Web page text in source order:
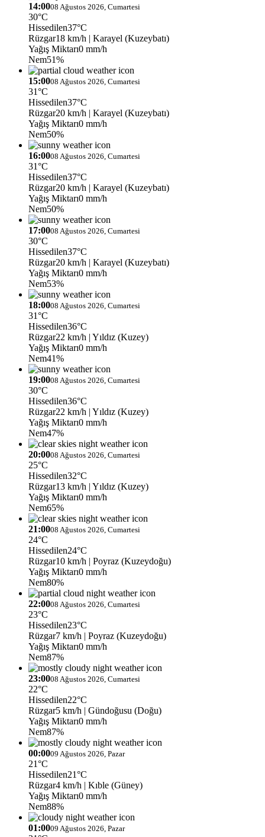
14:0008 Ağustos 2026, Cumartesi
30°C
Hissedilen37°C
Rüzgar18 km/h | Karayel (Kuzeybatı)
Yağış Miktarı0 mm/h
Nem51%
15:0008 Ağustos 2026, Cumartesi
31°C
Hissedilen37°C
Rüzgar20 km/h | Karayel (Kuzeybatı)
Yağış Miktarı0 mm/h
Nem50%
16:0008 Ağustos 2026, Cumartesi
31°C
Hissedilen37°C
Rüzgar20 km/h | Karayel (Kuzeybatı)
Yağış Miktarı0 mm/h
Nem50%
17:0008 Ağustos 2026, Cumartesi
30°C
Hissedilen37°C
Rüzgar20 km/h | Karayel (Kuzeybatı)
Yağış Miktarı0 mm/h
Nem53%
18:0008 Ağustos 2026, Cumartesi
31°C
Hissedilen36°C
Rüzgar22 km/h | Yıldız (Kuzey)
Yağış Miktarı0 mm/h
Nem41%
19:0008 Ağustos 2026, Cumartesi
30°C
Hissedilen36°C
Rüzgar22 km/h | Yıldız (Kuzey)
Yağış Miktarı0 mm/h
Nem47%
20:0008 Ağustos 2026, Cumartesi
25°C
Hissedilen32°C
Rüzgar13 km/h | Yıldız (Kuzey)
Yağış Miktarı0 mm/h
Nem65%
21:0008 Ağustos 2026, Cumartesi
24°C
Hissedilen24°C
Rüzgar10 km/h | Poyraz (Kuzeydoğu)
Yağış Miktarı0 mm/h
Nem80%
22:0008 Ağustos 2026, Cumartesi
23°C
Hissedilen23°C
Rüzgar7 km/h | Poyraz (Kuzeydoğu)
Yağış Miktarı0 mm/h
Nem87%
23:0008 Ağustos 2026, Cumartesi
22°C
Hissedilen22°C
Rüzgar5 km/h | Gündoğusu (Doğu)
Yağış Miktarı0 mm/h
Nem87%
00:0009 Ağustos 2026, Pazar
21°C
Hissedilen21°C
Rüzgar4 km/h | Kıble (Güney)
Yağış Miktarı0 mm/h
Nem88%
01:0009 Ağustos 2026, Pazar